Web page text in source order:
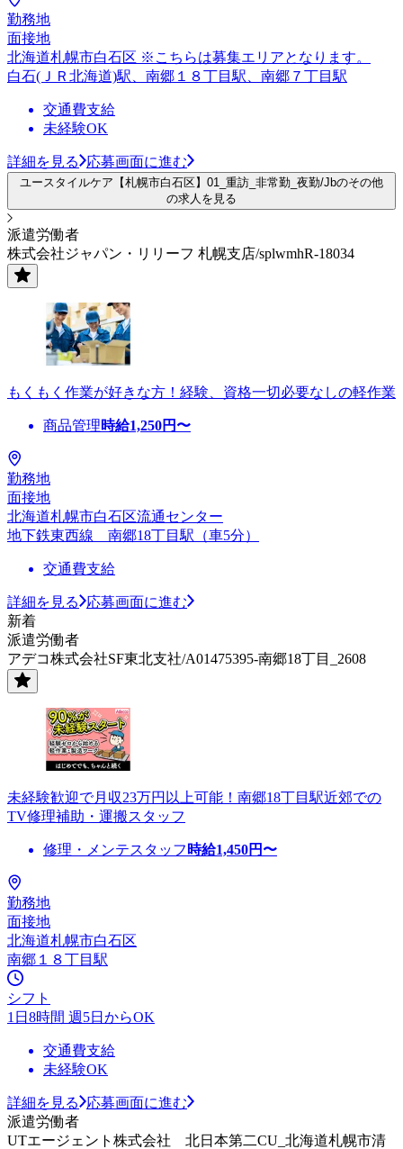
勤務地
面接地
北海道札幌市白石区 ※こちらは募集エリアとなります。
白石(ＪＲ北海道)駅、南郷１８丁目駅、南郷７丁目駅
交通費支給
未経験OK
詳細を見る 応募画面に進む
ユースタイルケア【札幌市白石区】01_重訪_非常勤_夜勤/Jbのその他
の求人を見る
派遣労働者
株式会社ジャパン・リリーフ 札幌支店/splwmhR-18034
もくもく作業が好きな方！経験、資格一切必要なしの軽作業
商品管理時給1,250円〜
勤務地
面接地
北海道札幌市白石区流通センター
地下鉄東西線 南郷18丁目駅（車5分）
交通費支給
詳細を見る
応募画面に進む
新着
派遣労働者
アデコ株式会社SF東北支社/A01475395-南郷18丁目_2608
未経験歓迎で月収23万円以上可能！南郷18丁目駅近郊での
TV修理補助・運搬スタッフ
修理・メンテスタッフ 時給1,450円〜
勤務地
面接地
北海道札幌市白石区
南郷１８丁目駅
シフト
1日8時間 週5日からOK
交通費支給
未経験OK
詳細を見る
応募画面に進む
派遣労働者
UTエージェント株式会社 北日本第二CU_北海道札幌市清